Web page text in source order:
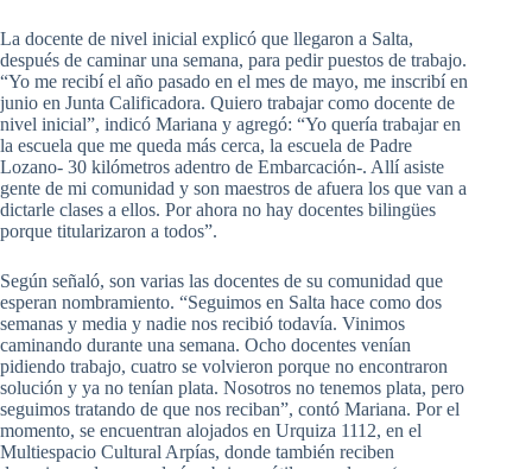
La docente de nivel inicial explicó que llegaron a Salta,
después de caminar una semana, para pedir puestos de trabajo.
“Yo me recibí el año pasado en el mes de mayo, me inscribí en
junio en Junta Calificadora. Quiero trabajar como docente de
nivel inicial”, indicó Mariana y agregó: “Yo quería trabajar en
la escuela que me queda más cerca, la escuela de Padre
Lozano- 30 kilómetros adentro de Embarcación-. Allí asiste
gente de mi comunidad y son maestros de afuera los que van a
dictarle clases a ellos. Por ahora no hay docentes bilingües
porque titularizaron a todos”.
Según señaló, son varias las docentes de su comunidad que
esperan nombramiento. “Seguimos en Salta hace como dos
semanas y media y nadie nos recibió todavía. Vinimos
caminando durante una semana. Ocho docentes venían
pidiendo trabajo, cuatro se volvieron porque no encontraron
solución y ya no tenían plata. Nosotros no tenemos plata, pero
seguimos tratando de que nos reciban”, contó Mariana. Por el
momento, se encuentran alojados en Urquiza 1112, en el
Multiespacio Cultural Arpías, donde también reciben